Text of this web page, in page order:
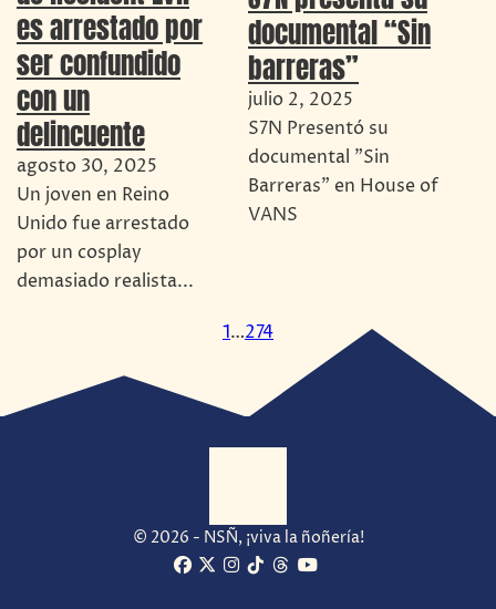
es arrestado por
ser confundido
con un
delincuente
agosto 30, 2025
Un joven en Reino
Unido fue arrestado
por un cosplay
demasiado realista...
documental “Sin
barreras”
julio 2, 2025
S7N Presentó su
documental "Sin
Barreras" en House of
VANS
1…274
© 2026 - NSÑ, ¡viva la ñoñería!